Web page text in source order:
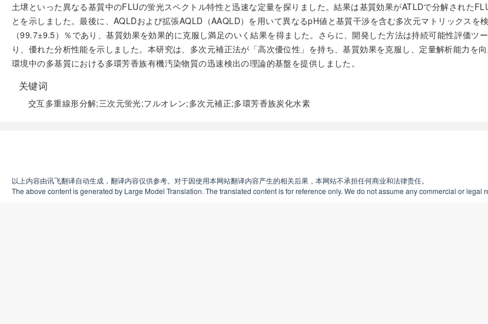
土壌といった異なる基質中のFLUの蛍光スペクトル特性と迅速な定量を探りました。結果は基質効果がATLDで分解された
とを示しました。最後に、AQLDおよび拡張AQLD（AAQLD）を用いて異なるpH値と基質干渉を含む多次元マトリックス
（99.7±9.5）％であり、基質効果を効果的に克服し満足のいく結果を得ました。さらに、開発した方法は持続可能性評価
り、優れた分析性能を示しました。本研究は、多次元補正法が「高次優位性」を持ち、基質効果を克服し、定量解析能力を
環境中の多基質における多環芳香族有機汚染物質の迅速検出の理論的基盤を提供しました。
关键词
交互多重線形分解;三次元蛍光;フルオレン;多次元補正;多環芳香族炭化水素
以上内容由讯飞翻译自动生成，翻译内容仅供参考。对于因使用本网站翻译内容产生的相关后果，本网站不承担任何商业和法律责任。
The above content is generated by Large Model Translation. The translated content is for reference only. We do not assume any commercial or